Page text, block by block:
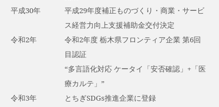
平成30年
平成29年度補正ものづくり・商業・サービ
ス経営力向上支援補助金交付決定
令和2年
令和2年度 栃木県フロンティア企業 第6回
目認証
“多言語化対応 ケータイ「安否確認」+「医
療カルテ」”
令和3年
とちぎSDGs推進企業に登録